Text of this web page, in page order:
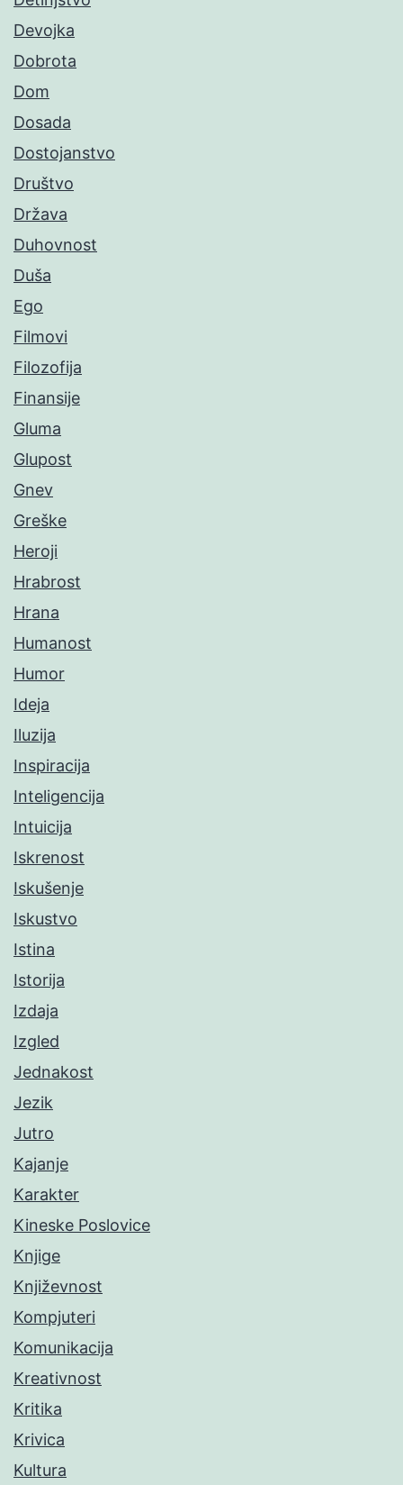
Devojka
Dobrota
Dom
Dosada
Dostojanstvo
Društvo
Država
Duhovnost
Duša
Ego
Filmovi
Filozofija
Finansije
Gluma
Glupost
Gnev
Greške
Heroji
Hrabrost
Hrana
Humanost
Humor
Ideja
Iluzija
Inspiracija
Inteligencija
Intuicija
Iskrenost
Iskušenje
Iskustvo
Istina
Istorija
Izdaja
Izgled
Jednakost
Jezik
Jutro
Kajanje
Karakter
Kineske Poslovice
Knjige
Književnost
Kompjuteri
Komunikacija
Kreativnost
Kritika
Krivica
Kultura